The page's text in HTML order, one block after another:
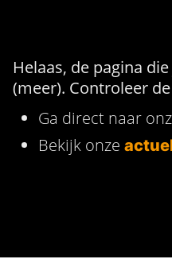
Helaas, de pagina
(meer). Controleer
Ga direct naar
Bekijk onze